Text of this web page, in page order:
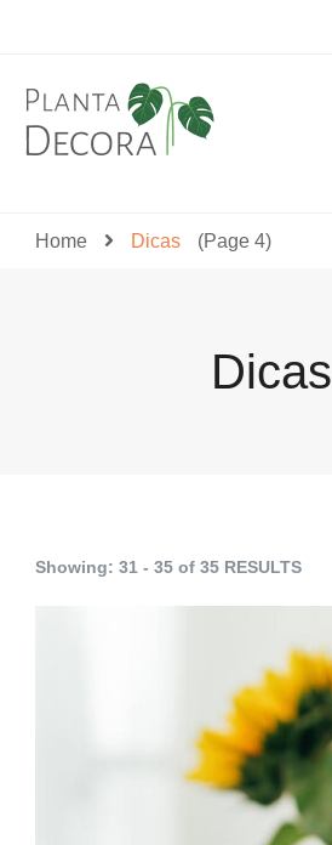
Planta Decora
Home Dicas (Page 4)
Dicas
Showing: 31 - 35 of 35 RESULTS